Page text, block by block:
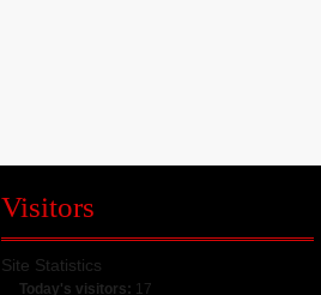
Visitors
Site Statistics
Today's visitors: 17